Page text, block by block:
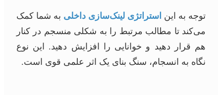
توجه به این استراتژی لینک‌سازی داخلی به شما کمک
می‌کند تا مطالب مرتبط را به شکلی منسجم در کنار
هم قرار دهید و خوانایی را افزایش دهید. این نوع
نگاه به انسجام، سنگ بنای یک اثر علمی قوی است.